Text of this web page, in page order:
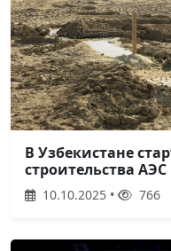
В Узбекистане
строительства
10.10.2025 • 766